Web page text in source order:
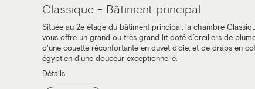
Classique - Bâtiment principal
Située au 2e étage du bâtiment principal, la chambre
vous offre un grand ou très grand lit doté d’oreillers de
d'une couette réconfortante en duvet d’oie, et de draps en
égyptien d'une douceur exceptionnelle.
Détails